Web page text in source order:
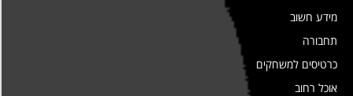
מידע חשוב
תחבורה
כרטיסים למשחקים
אוכל רחוב